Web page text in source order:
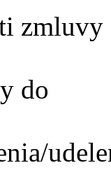
zmluvy
do